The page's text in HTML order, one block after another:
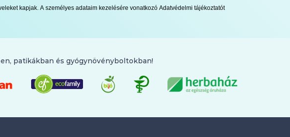
kapjak. A személyes adataim kezelésére vonatkozó Adatvédelmi tájékoztatót
patikákban és gyógynövényboltokban!